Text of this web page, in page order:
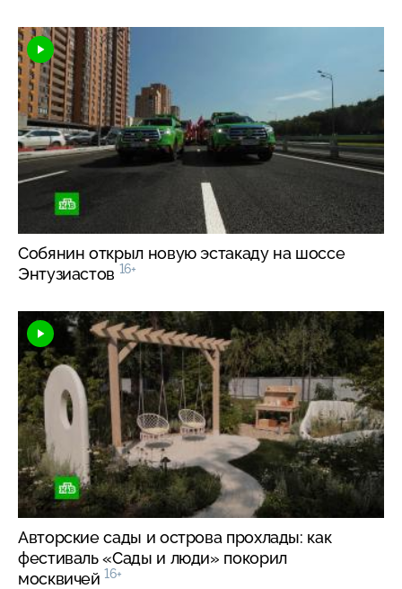
Собянин открыл новую эстакаду на шоссе
Энтузиастов 16+
Авторские сады и острова прохлады: как
фестиваль «Сады и люди» покорил
москвичей 16+